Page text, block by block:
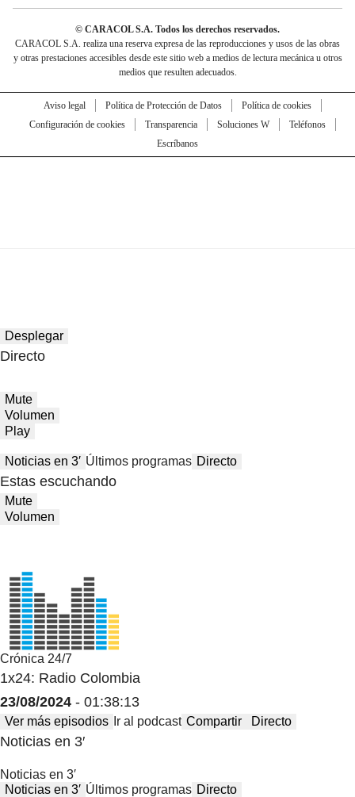
© CARACOL S.A. Todos los derechos reservados.
CARACOL S.A. realiza una reserva expresa de las reproducciones y usos de las obras
y otras prestaciones accesibles desde este sitio web a medios de lectura mecánica u otros
medios que resulten adecuados.
Aviso legal Política de Protección de Datos
Política de cookies
Configuración de cookies
Transparencia Soluciones W
Teléfonos
Escríbanos
Desplegar
Directo
Mute
Volumen
Play
Noticias en 3′ Últimos programas Directo
Estas escuchando
Mute
Volumen
Crónica 24/7
1x24: Radio Colombia
23/08/2024 - 01:38:13
Ver más episodios Ir al podcast Compartir Directo
Noticias en 3′
Noticias en 3′
Noticias en 3′ Últimos programas Directo